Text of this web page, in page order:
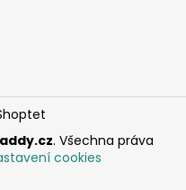
. Všechna práva
cookies